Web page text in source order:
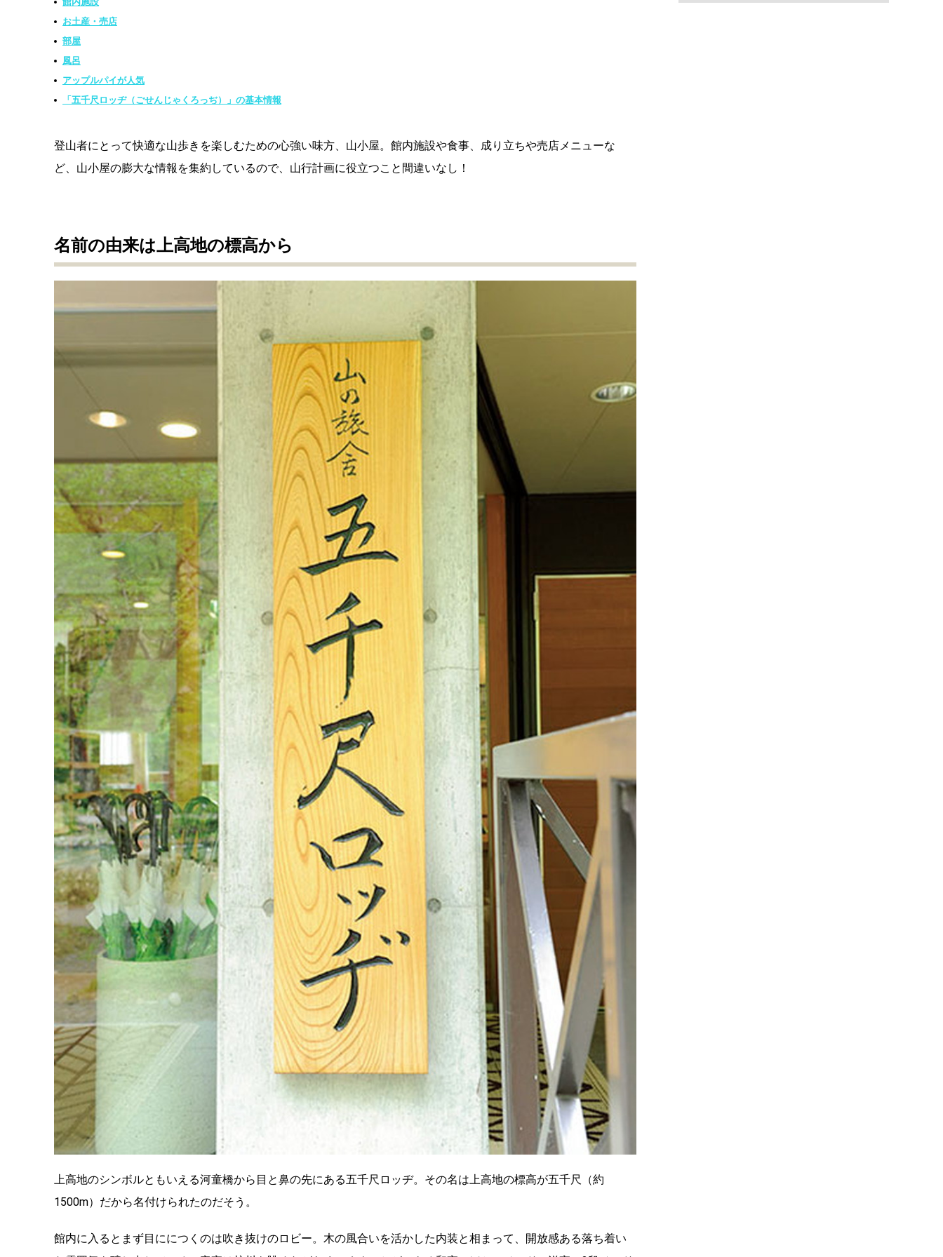
お土産・売店
部屋
風呂
アップルパイが人気
「五千尺ロッヂ（ごせんじゃくろっぢ）」の基本情報
登山者にとって快適な山歩きを楽しむための心強い味方、山小屋。館内施設や食事、成り立ちや売店メニューな
ど、山小屋の膨大な情報を集約しているので、山行計画に役立つこと間違いなし！
名前の由来は上高地の標高から
上高地のシンボルともいえる河童橋から目と鼻の先にある五千尺ロッヂ。その名は上高地の標高が五千尺（約
1500m）だから名付けられたのだそう。
館内に入るとまず目ににつくのは吹き抜けのロビー。木の風合いを活かした内装と相まって、開放感ある落ち着い